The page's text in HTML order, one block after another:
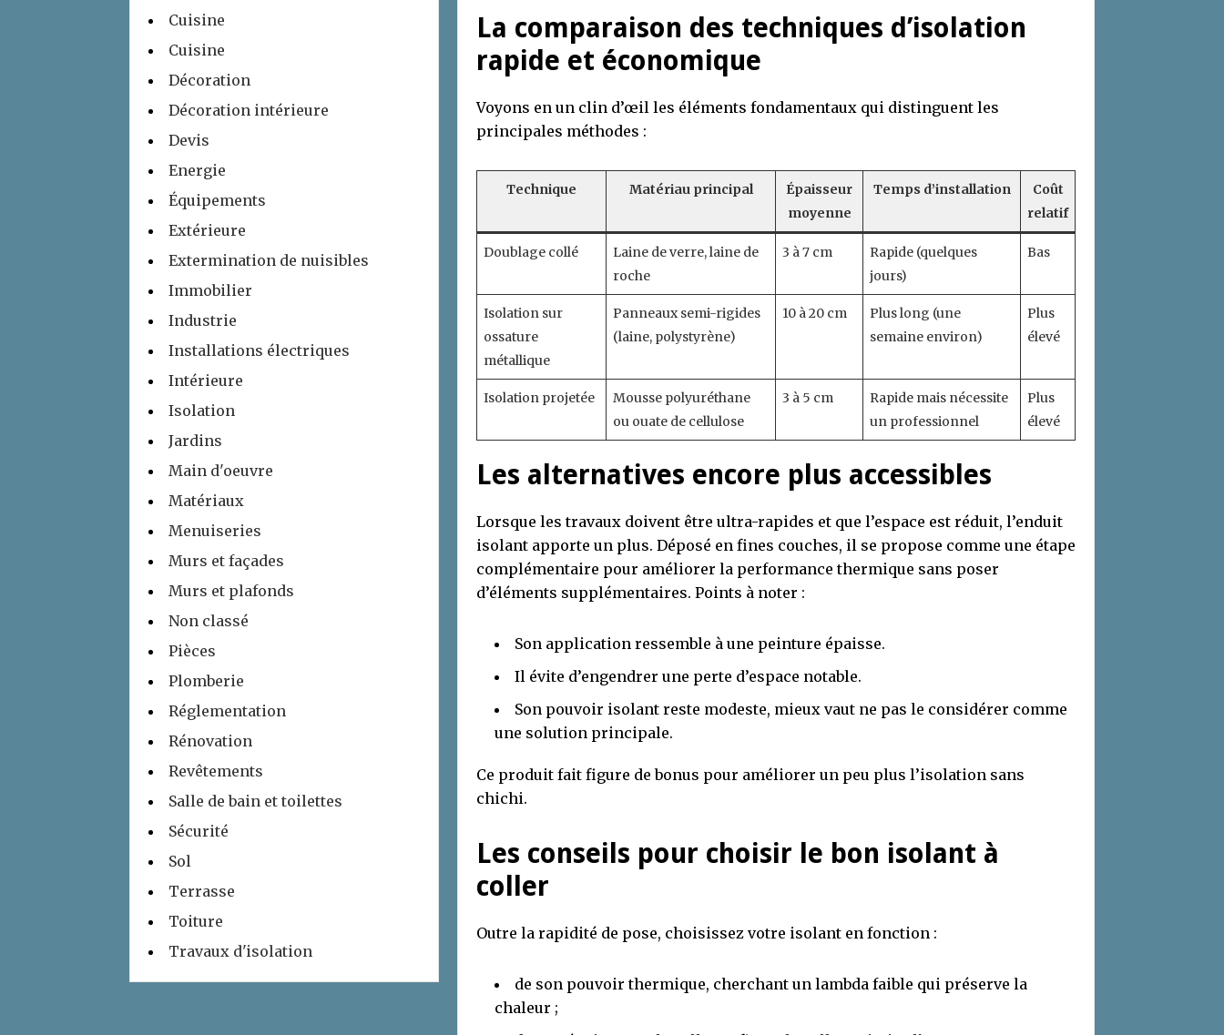
La comparaison des techniques d’isolation
rapide et économique
Voyons en un clin d’œil les éléments fondamentaux qui distinguent les
principales méthodes :
Technique Matériau principal
Épaisseur
moyenne
Temps d’installation
Coût
relatif
Doublage collé
Laine de verre, laine de
roche
3 à 7 cm
Rapide (quelques
jours)
Bas
Isolation sur
ossature
métallique
Panneaux semi-rigides
(laine, polystyrène)
10 à 20 cm
Plus long (une
semaine environ)
Plus
élevé
Isolation projetée
Mousse polyuréthane
ou ouate de cellulose
3 à 5 cm
Rapide mais nécessite
un professionnel
Plus
élevé
Les alternatives encore plus accessibles
Lorsque les travaux doivent être ultra-rapides et que l’espace est réduit, l’enduit
isolant apporte un plus. Déposé en fines couches, il se propose comme une étape
complémentaire pour améliorer la performance thermique sans poser
d’éléments supplémentaires. Points à noter :
Son application ressemble à une peinture épaisse.
Il évite d’engendrer une perte d’espace notable.
Son pouvoir isolant reste modeste, mieux vaut ne pas le considérer comme
une solution principale.
Ce produit fait figure de bonus pour améliorer un peu plus l’isolation sans
chichi.
Les conseils pour choisir le bon isolant à
coller
Outre la rapidité de pose, choisissez votre isolant en fonction :
de son pouvoir thermique, cherchant un lambda faible qui préserve la
chaleur ;
Cuisine
Cuisine
Décoration
Décoration intérieure
Devis
Energie
Équipements
Extérieure
Extermination de nuisibles
Immobilier
Industrie
Installations électriques
Intérieure
Isolation
Jardins
Main d'oeuvre
Matériaux
Menuiseries
Murs et façades
Murs et plafonds
Non classé
Pièces
Plomberie
Réglementation
Rénovation
Revêtements
Salle de bain et toilettes
Sécurité
Sol
Terrasse
Toiture
Travaux d'isolation